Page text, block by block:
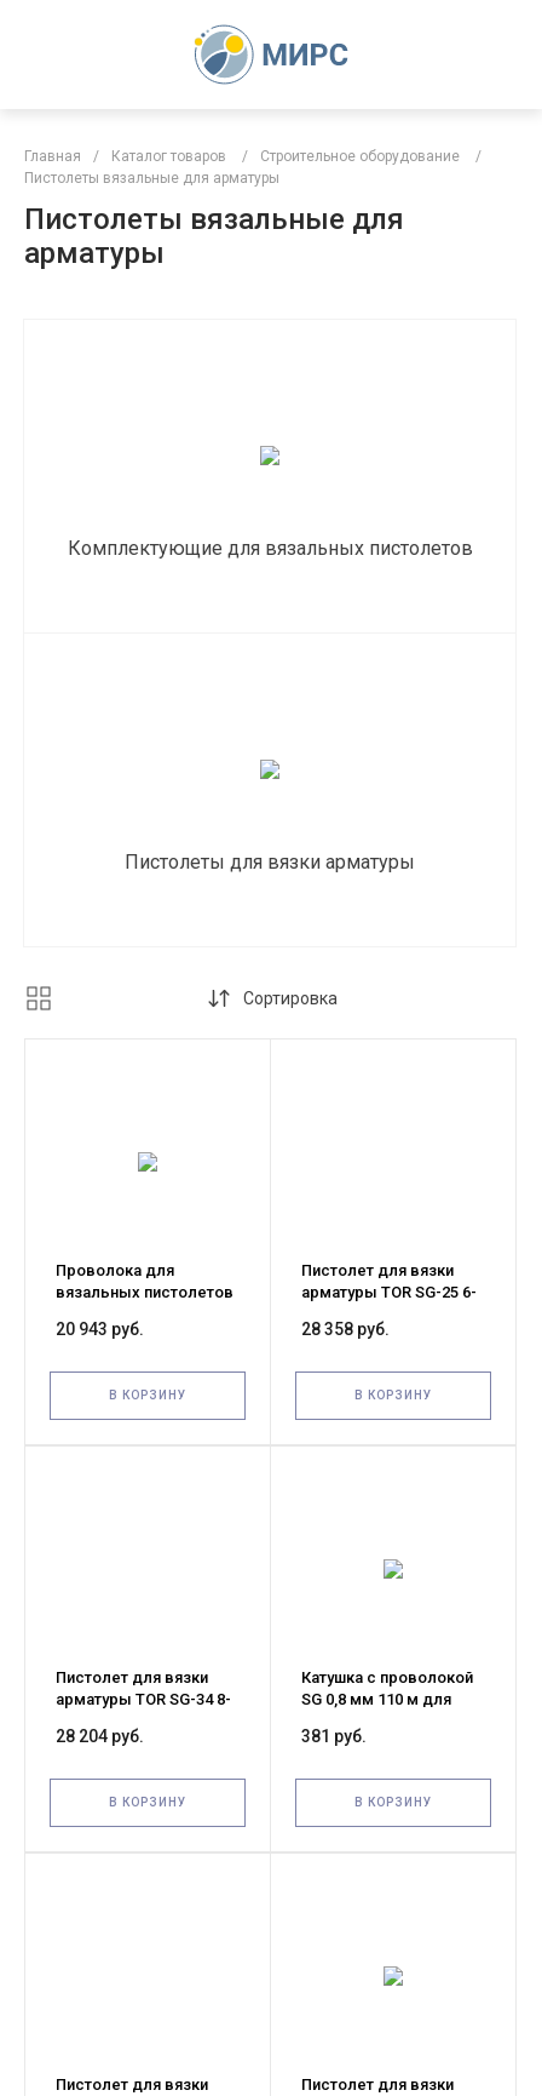
Главная / Каталог товаров / Строительное оборудование
/
Пистолеты вязальные для арматуры
Пистолеты вязальные для
арматуры
Комплектующие для вязальных пистолетов
Пистолеты для вязки арматуры
Сортировка
Проволока для
вязальных пистолетов
коробка 45шт.
20 943 руб.
В КОРЗИНУ
Пистолет для вязки
арматуры TOR SG-25 6-
28 358 руб.
В КОРЗИНУ
Пистолет для вязки
арматуры TOR SG-34 8-
28 204 руб.
В КОРЗИНУ
Катушка с проволокой
SG 0,8 мм 110 м для
381 руб.
В КОРЗИНУ
Пистолет для вязки
Пистолет для вязки